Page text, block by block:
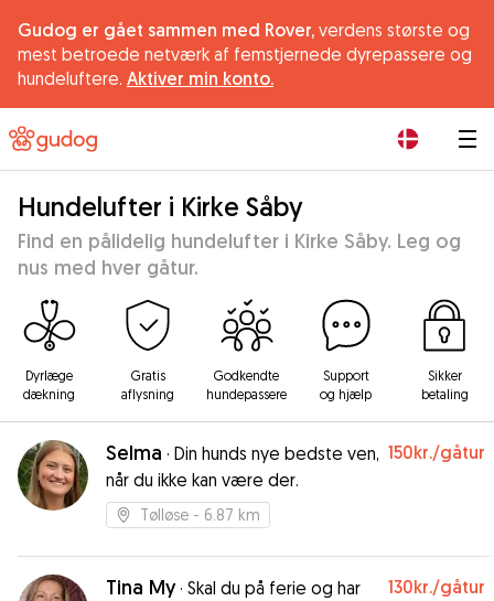
Gudog er gået sammen med Rover, verdens største og
mest betroede netværk af femstjernede dyrepassere og
hundeluftere. Aktiver min konto.
Hundelufter i Kirke Såby
Find en pålidelig hundelufter i Kirke Såby. Leg og
nus med hver gåtur.
Dyrlæge
dækning
Gratis
aflysning
Godkendte
hundepassere
Support
og hjælp
Sikker
betaling
Selma · Din hunds nye bedste ven,
når du ikke kan være der.
150kr./gåtur
Tølløse - 6.87 km
Tina My· Skal du på ferie og har
130kr./gåtur